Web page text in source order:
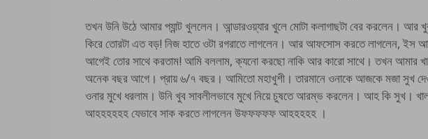
তখন উনি উঠে আমার প্যান্ট খুললেন। আন্ডারওয়্যার খুলে মোটা কলাগাছটা বের করলেন। আর
কিরে তোরটা এত বড়! নিজ হাতে ওটা রগরাতে লাগলেন। আর আফসোস করতে লাগলেন, ইস
আগেই তোর সাথে করতাম! আমি বললাম, ক্যনো করছো নাকি আর কারো সাথে। তখন আমার
অনেক বছর আগে। প্রায় ৬/৭ বছর। আমিতো মহাখুশী। তারমানে ওনাকে আজকে মজা সুখ
ওনার মুখে ধরলাম। উনি খুব সাবলীলভাবে মুখে নিয়ে চুষতে আরম্ভ করলেন। আহ কি সুখ।
আহহহহহহ যেভাবে সাক করতে লাগলেন উফফফফফ আহহহহহ ।